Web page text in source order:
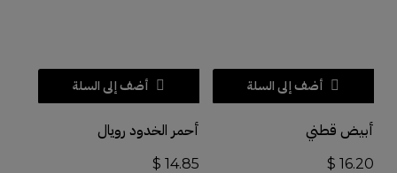
أضف إلى السلة
أبيض قطني
$ 16.20
أضف إلى السلة
أحمر الخدود رويال
$ 14.85